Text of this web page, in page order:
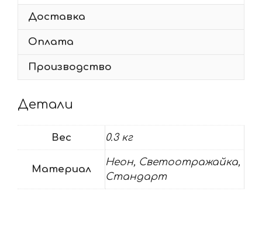
KAWASAKI
Доставка
Оплата
Производство
Детали
Вес 0.3 кг
Материал
Неон, Светоотражайка,
Стандарт